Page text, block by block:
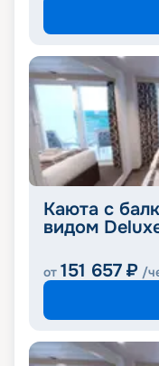
Каюта с
видом
от 151 657 ₽ /